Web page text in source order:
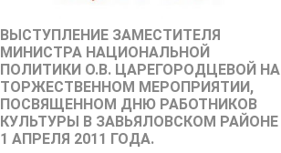
ВЫСТУПЛЕНИЕ ЗАМЕСТИТЕЛЯ
МИНИСТРА НАЦИОНАЛЬНОЙ
ПОЛИТИКИ О.В. ЦАРЕГОРОДЦЕВОЙ НА
ТОРЖЕСТВЕННОМ МЕРОПРИЯТИИ,
ПОСВЯЩЕННОМ ДНЮ РАБОТНИКОВ
КУЛЬТУРЫ В ЗАВЬЯЛОВСКОМ РАЙОНЕ
1 АПРЕЛЯ 2011 ГОДА.